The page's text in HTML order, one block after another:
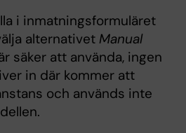
i inmatningsformuläret
alternativet Manual
säker att använda, ingen
in där kommer att
och används inte